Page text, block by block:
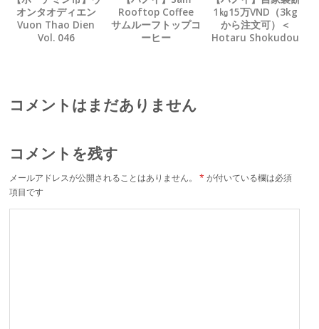
オンタオディエン
Vuon Thao Dien
Vol. 046
Rooftop Coffee
サムルーフトップコ
ーヒー
1㎏15万VND（3kg
から注文可）＜
Hotaru Shokudou
コメントはまだありません
コメントを残す
メールアドレスが公開されることはありません。 * が付いている欄は必須
項目です